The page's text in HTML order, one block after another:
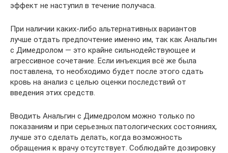
эффект не наступил в течение получаса.
При наличии каких-либо альтернативных вариантов
лучше отдать предпочтение именно им, так как Анальгин
с Димедролом — это крайне сильнодействующее и
агрессивное сочетание. Если инъекция всё же была
поставлена, то необходимо будет после этого сдать
кровь на анализ с целью оценки последствий от
введения этих средств.
Вводить Анальгин с Димедролом можно только по
показаниям и при серьезных патологических состояниях,
лучше это сделать делать, когда возможность
обращения к врачу отсутствует. Соблюдайте дозировку